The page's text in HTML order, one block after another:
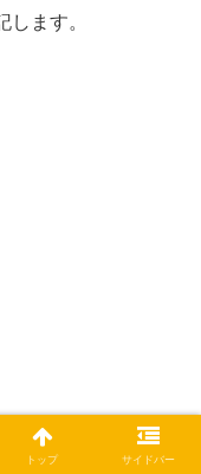
ます。
トップ サイドバー